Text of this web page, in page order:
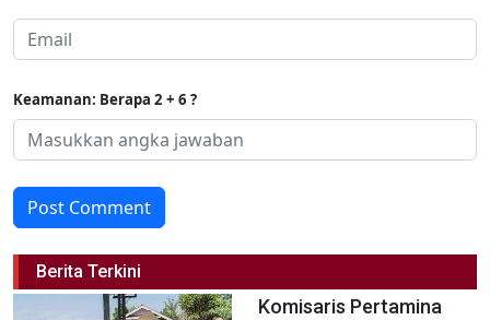
Keamanan: Berapa 2 + 6 ?
Post Comment
Berita Terkini
Komisaris Pertamina